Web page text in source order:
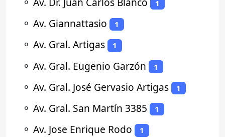
1
⚬ Av. Giannattasio 1
⚬ Av. Gral. Artigas 1
⚬ Av. Gral. Eugenio Garzón 1
⚬ Av. Gral. José Gervasio Artigas 1
⚬ Av. Gral. San Martín 3385 1
⚬ Av. Jose Enrique Rodo 1